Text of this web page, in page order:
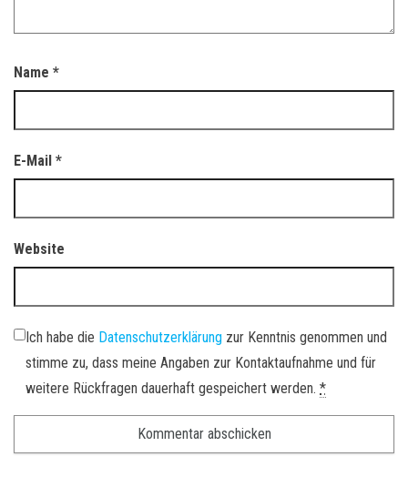
Name *
E-Mail *
Website
Ich habe die Datenschutzerklärung zur Kenntnis genommen und
stimme zu, dass meine Angaben zur Kontaktaufnahme und für
weitere Rückfragen dauerhaft gespeichert werden. *